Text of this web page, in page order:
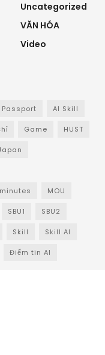
Uncategorized
VĂN HÓA
Video
Passport AI Skill
Game HUST
MOU
SBU1 SBU2
Skill Skill AI
Điểm tin AI